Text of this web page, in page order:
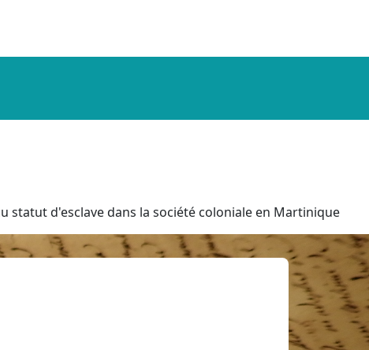
statut d'esclave dans la société coloniale en Martinique